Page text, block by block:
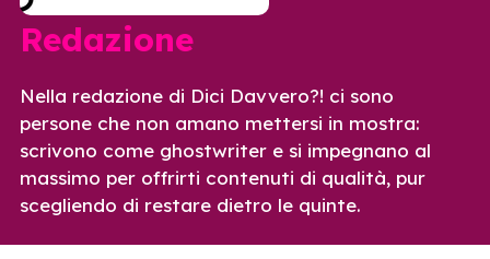
Redazione
Nella redazione di Dici Davvero?! ci sono
persone che non amano mettersi in mostra:
scrivono come ghostwriter e si impegnano al
massimo per offrirti contenuti di qualità, pur
scegliendo di restare dietro le quinte.